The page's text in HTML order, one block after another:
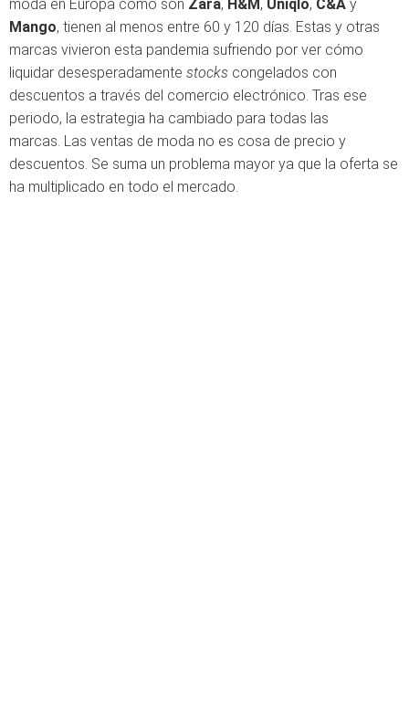
moda en Europa como son Zara, H&M , Uniqlo, C&A y
Mango, tienen al menos entre 60 y 120 días. Estas y otras
marcas vivieron esta pandemia sufriendo por ver cómo
liquidar desesperadamente stocks congelados con
descuentos a través del comercio electrónico. Tras ese
periodo, la estrategia ha cambiado para todas las
marcas. Las ventas de moda no es cosa de precio y
descuentos. Se suma un problema mayor ya que la oferta se
ha multiplicado en todo el mercado.